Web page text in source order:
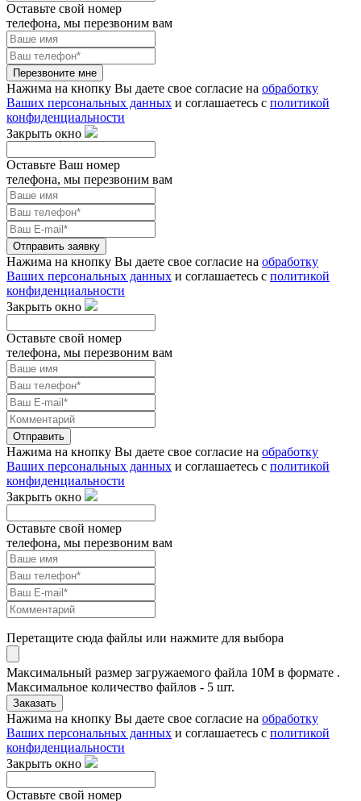
Оставьте свой номер
телефона, мы перезвоним вам
Перезвоните мне
Нажима на кнопку Вы даете свое согласие на обработку
Ваших персональных данных и соглашаетесь с политикой
конфиденциальности
Закрыть окно
Оставьте Ваш номер
телефона, мы перезвоним вам
Отправить заявку
Нажима на кнопку Вы даете свое согласие на обработку
Ваших персональных данных и соглашаетесь с политикой
конфиденциальности
Закрыть окно
Оставьте свой номер
телефона, мы перезвоним вам
Отправить
Нажима на кнопку Вы даете свое согласие на обработку
Ваших персональных данных и соглашаетесь с политикой
конфиденциальности
Закрыть окно
Оставьте свой номер
телефона, мы перезвоним вам
Перетащите сюда файлы или нажмите для выбора
Максимальный размер загружаемого файла 10M в формате .
Максимальное количество файлов - 5 шт.
Заказать
Нажима на кнопку Вы даете свое согласие на обработку
Ваших персональных данных и соглашаетесь с политикой
конфиденциальности
Закрыть окно
Оставьте свой номер